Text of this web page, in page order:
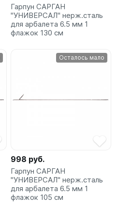
Гарпун САРГАН
"УНИВЕРСАЛ" нерж.сталь
для арбалета 6.5 мм 1
флажок 130 см
Осталось мало
998 руб.
Гарпун САРГАН
"УНИВЕРСАЛ" нерж.сталь
для арбалета 6.5 мм 1
флажок 105 см